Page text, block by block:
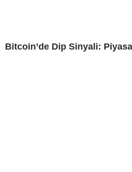
Bitcoin’de Dip Sinyali: